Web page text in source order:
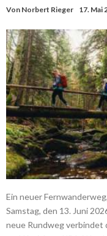
Von Norbert Rieger 17. Mai
Ein neuer
Samstag, den 13. Juni
neue Rundweg verbindet